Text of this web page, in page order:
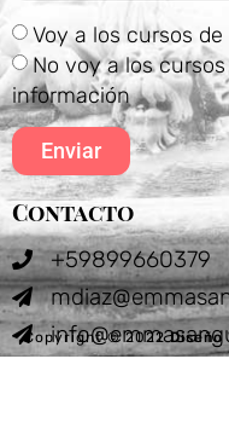
Voy a los cursos
No voy a los
información
Enviar
Contacto
+59899660379
Copyright © 2022Diseño